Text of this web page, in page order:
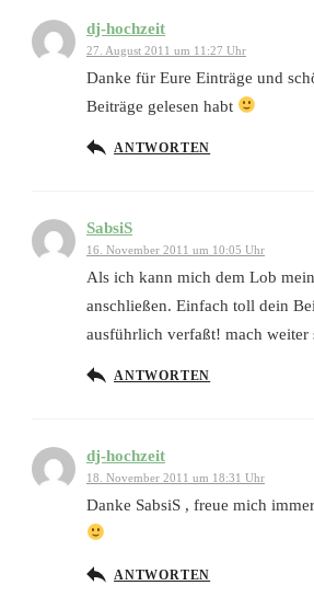
dj-hochzeit
27. August 2011 um 11:27 Uhr
Danke für Eure Einträge und
Beiträge gelesen habt
ANTWORTEN
SabsiS
16. November 2011 um 10:05 Uhr
Als ich kann mich dem Lob
anschließen. Einfach toll dein
ausführlich verfaßt! mach weiter
ANTWORTEN
dj-hochzeit
18. November 2011 um 18:31 Uhr
Danke SabsiS , freue mich
ANTWORTEN